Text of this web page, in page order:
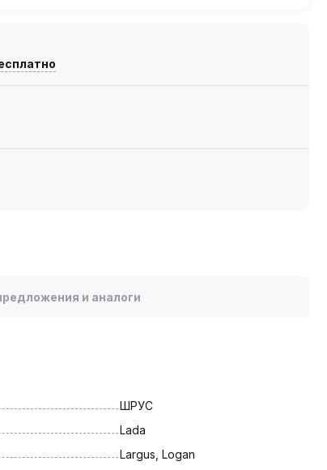
и аналоги
ШРУС
Lada
Largus, Logan